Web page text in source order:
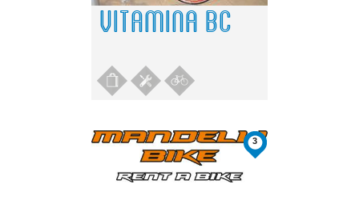
VITAMINA BC
3